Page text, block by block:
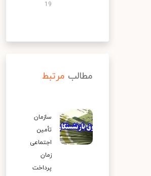
19
مطالب مرتبط
سازمان
تأمین
اجتماعی
زمان
پرداخت